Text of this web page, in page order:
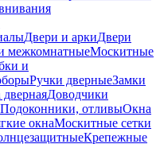
Двери и аркиДвери
межкомнатныеМоскитные
и
Ручки дверныеЗамки
Доводчики
Подоконники, отливыОкна
окнаМоскитные сетки
Крепежные